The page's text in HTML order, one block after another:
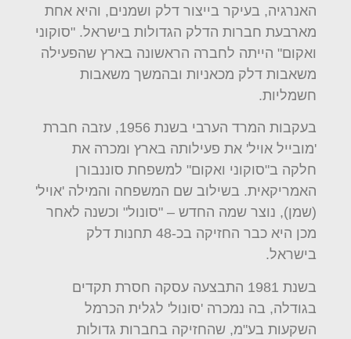
האנרגיה, בעיקר בייצור דלק ושמנים, והיא אחת
מארבעת חברות הדלק הגדולות בישראל. "סוקוני
ואקום" הייתה לחברה הראשונה בארץ שהפעילה
משאבות דלק מכאניות ובהמשך משאבות
חשמליות.
בעקבות המרד הערבי בשנת 1956, עזבה חברת
'מובייל אויל' את פעילותה בארץ ומכרה את
חלקה ב"סוקוני ואקום" למשפחת סוננבורן
האמריקאית. בשילוב שם המשפחה והמילה 'אויל'
(שמן), נוצר שמה החדש – "סונול" וכשנה לאחר
מכן היא כבר החזיקה בכ-48 תחנות דלק
בישראל.
בשנת 1981 התבצעה עסקה חסרת תקדים
בגודלה, בה נמכרה 'סונול' לגלית הכרמל
השקעות בע"מ, שהחזיקה בחברות גדולות